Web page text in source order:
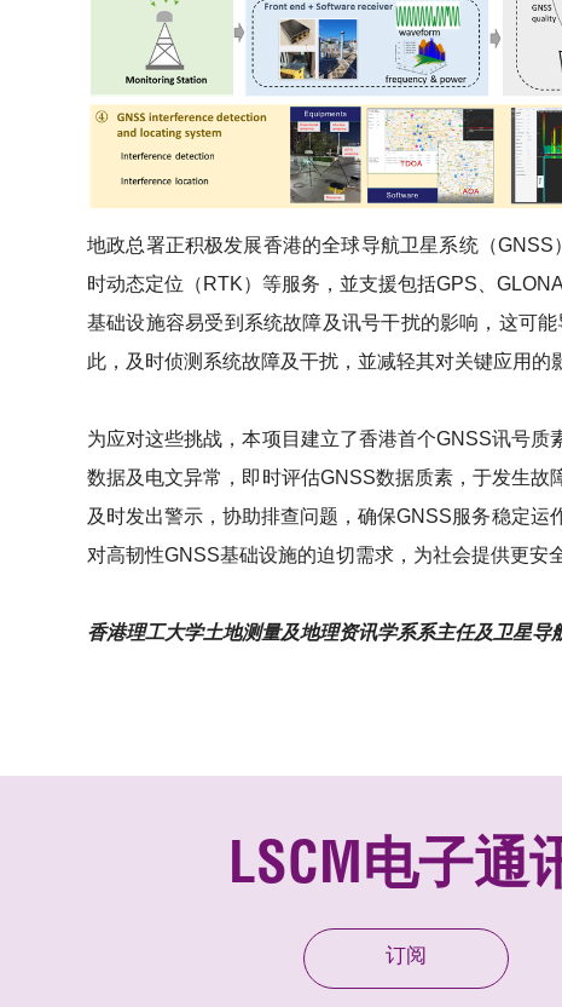
地政总署正积极发展香港的全球导航卫星系统（
时动态定位（RTK）等服务，並支援包括GPS、
基础设施容易受到系统故障及讯号干扰的影响，这可
此，及时侦测系统故障及干扰，並减轻其对关键应用的
为应对这些挑战，本项目建立了香港首个GNSS讯号
数据及电文异常，即时评估GNSS数据质素，于发生
及时发出警示，协助排查问题，确保GNSS服务稳定
对高韧性GNSS基础设施的迫切需求，为社会提供更安
香港理工大学土地测量及地理资讯学系系主任及卫星导
LSCM电子通
订阅